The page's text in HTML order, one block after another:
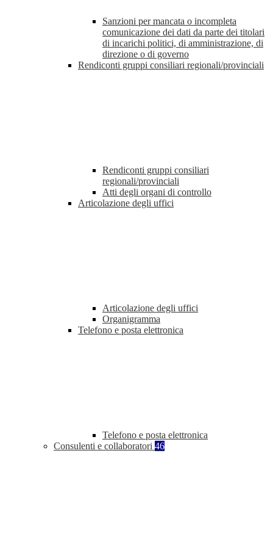
Sanzioni per mancata o incompleta
comunicazione dei dati da parte dei titolari
di incarichi politici, di amministrazione, di
direzione o di governo
Rendiconti gruppi consiliari regionali/provinciali
Rendiconti gruppi consiliari
regionali/provinciali
Atti degli organi di controllo
Articolazione degli uffici
Articolazione degli uffici
Organigramma
Telefono e posta elettronica
Telefono e posta elettronica
Consulenti e collaboratori 46